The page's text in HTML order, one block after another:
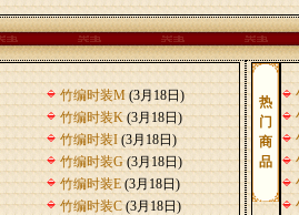
竹编时装M (3月18日)
竹编时装K(3月18日)
竹编时装I(3月18日)
竹编时装G(3月18日)
竹编时装E(3月18日)
竹编时装C(3月18日)
热
门
商
品